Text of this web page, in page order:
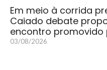
Em meio à corrida
Caiado debate
encontro promovido
03/08/2026